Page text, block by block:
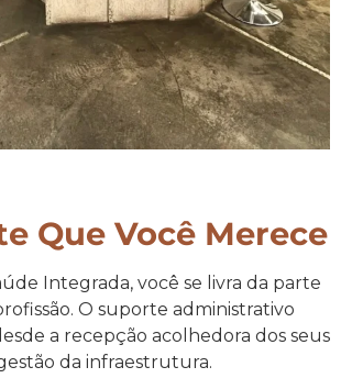
Que Você Merece
Integrada, você se livra da parte
O suporte administrativo
a recepção acolhedora dos seus
da infraestrutura.